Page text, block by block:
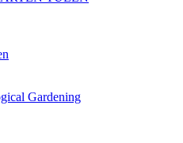
Gardening